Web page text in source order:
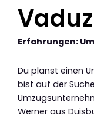
Vaduz
Erfahrungen:
Du planst einen
bist auf der
Werner aus